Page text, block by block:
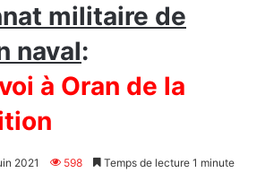
militaire de
naval:
à Oran de la
2021 598 Temps de lecture 1 minute